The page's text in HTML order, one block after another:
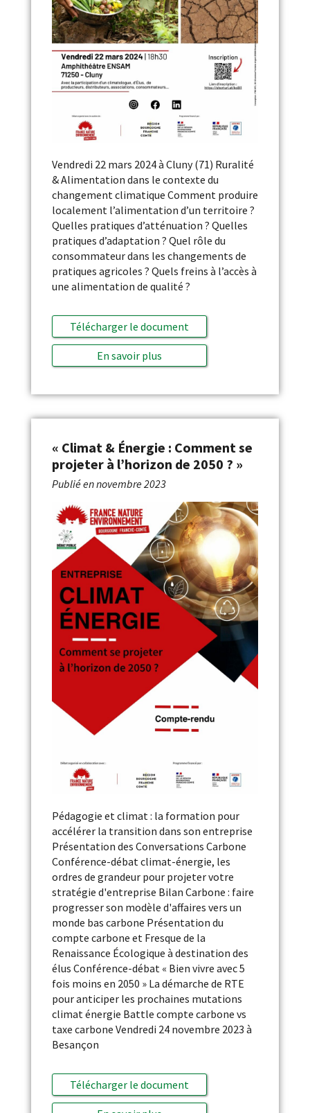
Vendredi 22 mars 2024 à Cluny (71) Ruralité
& Alimentation dans le contexte du
changement climatique Comment produire
localement l’alimentation d’un territoire ?
Quelles pratiques d’atténuation ? Quelles
pratiques d’adaptation ? Quel rôle du
consommateur dans les changements de
pratiques agricoles ? Quels freins à l’accès à
une alimentation de qualité ?
Télécharger le document
En savoir plus
« Climat & Énergie : Comment se
projeter à l’horizon de 2050 ? »
Publié ennovembre 2023
Pédagogie et climat : la formation pour
accélérer la transition dans son entreprise
Présentation des Conversations Carbone
Conférence-débat climat-énergie, les
ordres de grandeur pour projeter votre
stratégie d'entreprise Bilan Carbone : faire
progresser son modèle d'affaires vers un
monde bas carbone Présentation du
compte carbone et Fresque de la
Renaissance Écologique à destination des
élus Conférence-débat « Bien vivre avec 5
fois moins en 2050 » La démarche de RTE
pour anticiper les prochaines mutations
climat énergie Battle compte carbone vs
taxe carbone Vendredi 24 novembre 2023 à
Besançon
Télécharger le document